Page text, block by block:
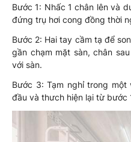
Bước 1: Nhấc 1 chân lên và
đứng trụ hơi cong đồng thời
Bước 2: Hai tay cầm tạ để
gần chạm mặt sàn, chân
với sàn.
Bước 3: Tạm nghỉ trong
đầu và thưch hiện lại từ bước